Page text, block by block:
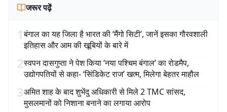
जरूर पढ़ें
1बंगाल का यह जिला है भारत की ‘मैंगो सिटी’, जानें इसका गौरवशाली
इतिहास और आम की खूबियों के बारे में
2स्वपन दासगुप्ता ने पेश किया ‘नया पश्चिम बंगाल’ का रोडमैप,
उद्योगपतियों से कहा- ‘सिंडिकेट राज’ खत्म, मिलेगा बेहतर माहौल
3अमित शाह के बाद शुभेंदु अधिकारी से मिले 2 TMC सांसद,
मुसलमानों को निशाना बनाने का लगाया आरोप